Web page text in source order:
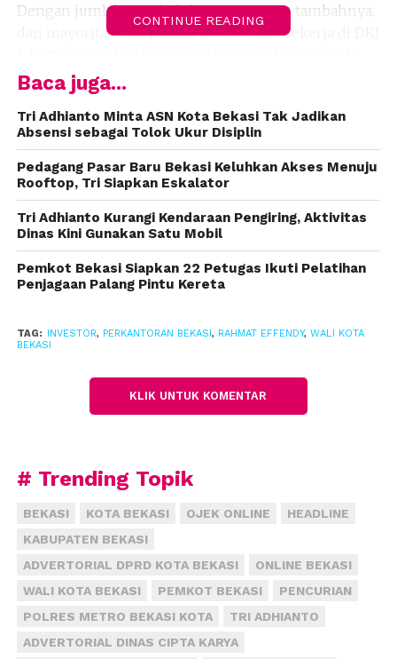
Dengan jumlah penduduk yang 2,6 juta, tambahnya,
dan mayoritas masyarakat kota bekasi bekerja di DKI
kemacetan yang kerap terjadi di ibu kota negara.
“Saya sangat mengapresiasi pihak management dari
pihak gold coin yang telah memindahkan kantor
pusatnya ke Kota Bekasi,” ungkapnya pada saat
melakukan Inspeksi Mendadak (Sidak) perusahaan
gold coin.
kalo sudah ada masalah terkait limbah pemerintah
daerah yang disalahkan oleh masyarakat,” ucapnya.
Menurut dia, jika kantornya sudah disini, otomatis
pajaknya akan masuk ke dalam Pendapatan Asli
Daerah Kota Bekasi, sehingga pemecahan masalah
di lapangan bisa dilakukan bersama melalui
mekanisme yang berlaku.
investor tidak melupakan kewajiban dalam
di Kota Bekasi dapat diwujudkan bersama.
(adv/hms/tdy)
CONTINUE READING
Baca juga...
Tri Adhianto Minta ASN Kota Bekasi Tak Jadikan
Absensi sebagai Tolok Ukur Disiplin
Pedagang Pasar Baru Bekasi Keluhkan Akses Menuju
Rooftop, Tri Siapkan Eskalator
Tri Adhianto Kurangi Kendaraan Pengiring, Aktivitas
Dinas Kini Gunakan Satu Mobil
Pemkot Bekasi Siapkan 22 Petugas Ikuti Pelatihan
Penjagaan Palang Pintu Kereta
TAG: INVESTOR, PERKANTORAN BEKASI, RAHMAT EFFENDY, WALI KOTA
BEKASI
KLIK UNTUK KOMENTAR
# Trending Topik
BEKASI KOTA BEKASI OJEK ONLINE
HEADLINE
KABUPATEN BEKASI
ADVERTORIAL DPRD KOTA BEKASI
ONLINE BEKASI
WALI KOTA BEKASI
PEMKOT BEKASI
PENCURIAN
POLRES METRO BEKASI KOTA
TRI ADHIANTO
ADVERTORIAL DINAS CIPTA KARYA